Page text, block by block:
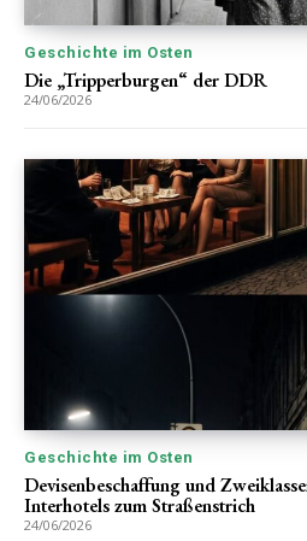
Geschichte im Osten
Die „Tripperburgen“ der DDR
24/06/2026
Geschichte im Osten
Devisenbeschaffung und
Interhotels zum Straßenstrich
24/06/2026